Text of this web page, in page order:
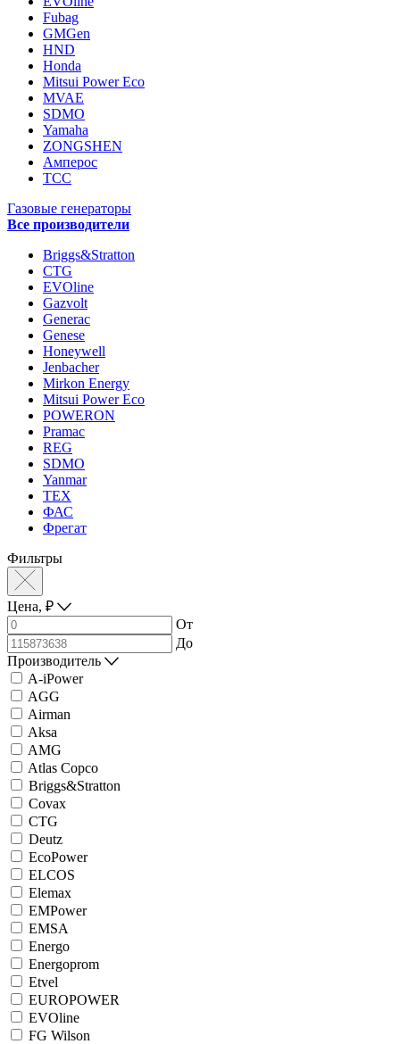
Fubag
GMGen
HND
Honda
Mitsui Power Eco
MVAE
SDMO
Yamaha
ZONGSHEN
Амперос
ТСС
Газовые генераторы
Все производители
Briggs&Stratton
CTG
EVOline
Gazvolt
Generac
Genese
Honeywell
Jenbacher
Mirkon Energy
Mitsui Power Eco
POWERON
Pramac
REG
SDMO
Yanmar
ТЕХ
ФАС
Фрегат
Фильтры
Цена, ₽
От
До
Производитель
A-iPower
AGG
Airman
Aksa
AMG
Atlas Copco
Briggs&Stratton
Covax
CTG
Deutz
EcoPower
ELCOS
Elemax
EMPower
EMSA
Energo
Energoprom
Etvel
EUROPOWER
EVOline
FG Wilson